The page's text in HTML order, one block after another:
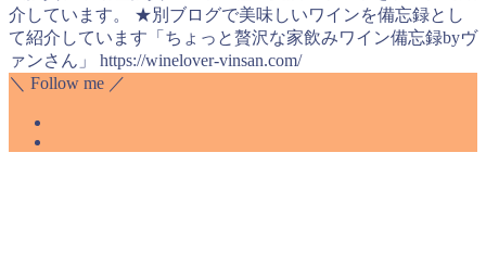
介しています。 ★別ブログで美味しいワインを備忘録とし
て紹介しています「ちょっと贅沢な家飲みワイン備忘録byヴ
ァンさん」 https://winelover-vinsan.com/
＼ Follow me ／